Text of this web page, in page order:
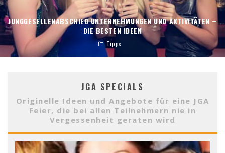
JUNGGESELLENABSCHIED UNTERNEHMUNGEN UND AKTIVITÄTEN –
DIE BESTEN IDEEN
Tipps
JGA SPECIALS
Originelle Ideen und Angebote für eine JGA
Feier, die bei allen Teilnehmern nie in
Vergessenheit geraten wird